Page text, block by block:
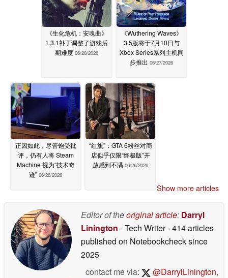
《生化危机：安魂曲》
1.3.1补丁调整了游戏后
期难度 06/28/2026
《Wuthering Waves》
3.5版将于7月10日与
Xbox Series系列主机同
步推出 06/27/2026
正因如此，尽管饱受批
评，仍有人将 Steam
Machine 视为“技术奇
迹” 06/26/2026
“红旗”：GTA 6粉丝对商
店似乎仅限“终极版”开
放感到不满 06/26/2026
Show more articles
Editor of theoriginal article: Darryl
Linington - Tech Writer- 414 articles
published on Notebookchecksince
2025
contact me via:
@DarrylLinington,